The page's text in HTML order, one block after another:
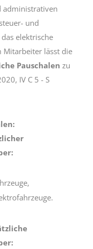
administrativen
und
elektrische
Mitarbeiter lässt die
Pauschalen zu
IV C 5 - S